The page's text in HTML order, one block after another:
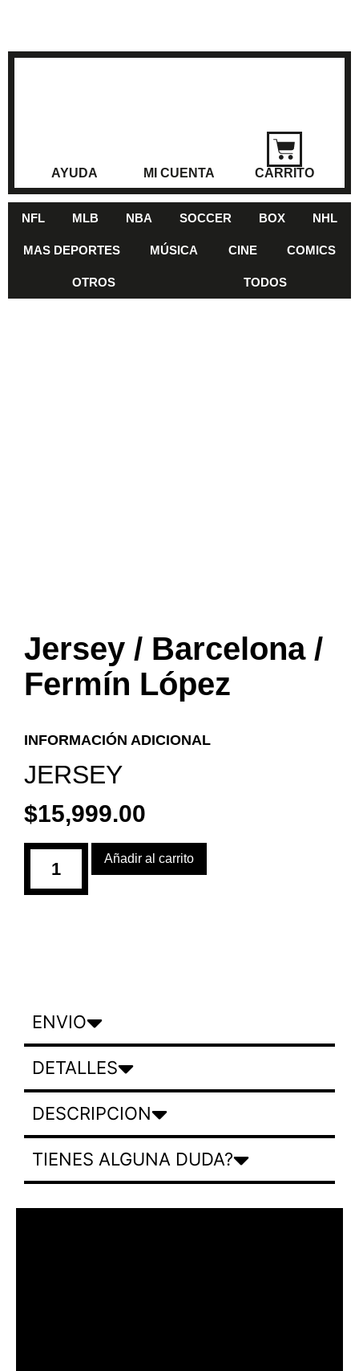
AYUDA MI CUENTA CARRITO
NFL MLB NBA SOCCER BOX NHL
MAS DEPORTES MÚSICA CINE COMICS
OTROS TODOS
Jersey / Barcelona /
Fermín López
INFORMACIÓN ADICIONAL
JERSEY
$15,999.00
Añadir al carrito
ENVIO
DETALLES
DESCRIPCION
TIENES ALGUNA DUDA?